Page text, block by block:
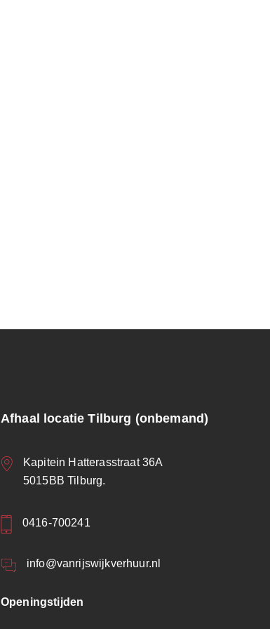
Afhaal locatie Tilburg (onbemand)
Kapitein Hatterasstraat 36A
5015BB Tilburg.
0416-700241
info@vanrijswijkverhuur.nl
Openingstijden